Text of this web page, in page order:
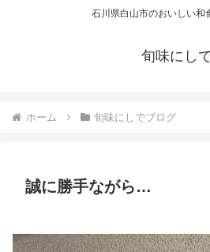
石川県白山市のおいしい和
旬味にし
ホーム 旬味にしでブログ
誠に勝手ながら…